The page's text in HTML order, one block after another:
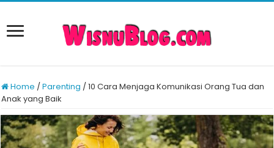
Home /Parenting /10 Cara Menjaga Komunikasi Orang Tua dan
Anak yang Baik